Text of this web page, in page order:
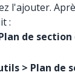
l'ajouter.
:
de section
> Plan de